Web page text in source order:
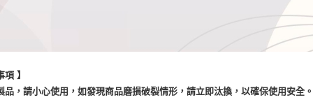
】
，請小心使用，如發現商品磨損破裂情形，請立即汰換，以確保使用安全